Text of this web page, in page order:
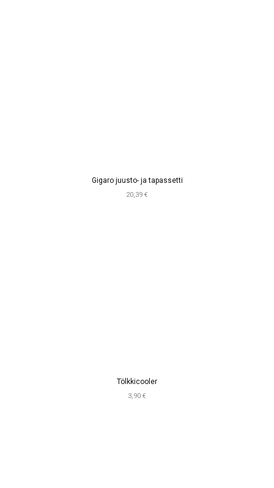
Gigaro juusto- ja tapassetti
20,39 €
Tölkkicooler
3,90 €